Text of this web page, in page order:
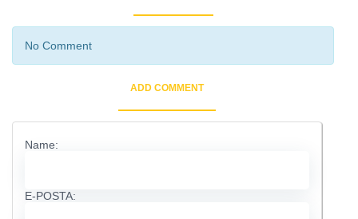
No Comment
ADD COMMENT
Name:
E-POSTA: